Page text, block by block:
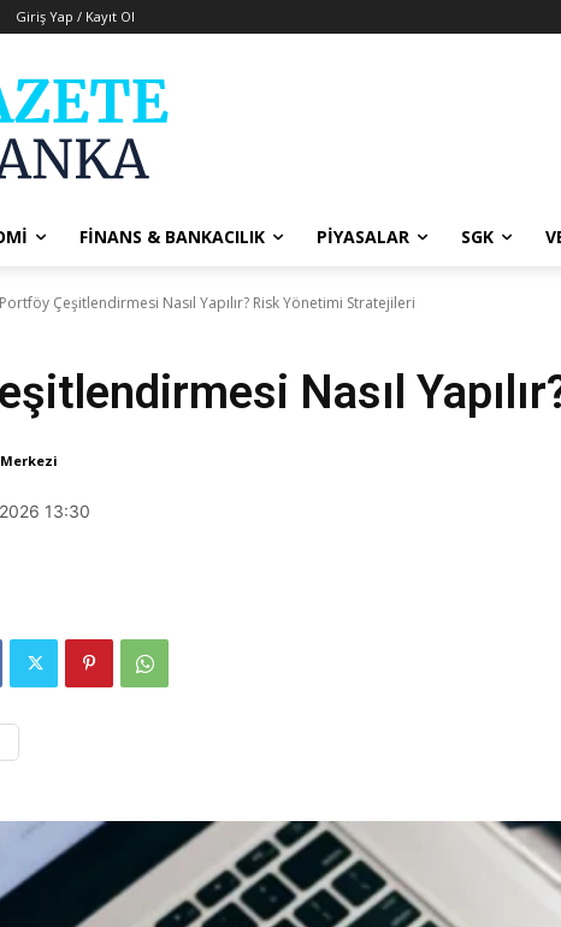
Giriş Yap / Kayıt Ol
FINANS & BANKACILIK PIYASALAR SGK
Portföy Çeşitlendirmesi Nasıl Yapılır? Risk Yönetimi Stratejileri
Nasıl
13:30